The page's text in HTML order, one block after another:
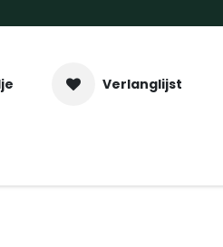
Verlanglijst